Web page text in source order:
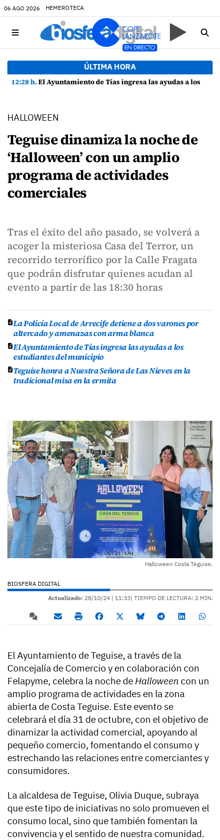
06 AGO 2026 HEMEROTECA
ÚLTIMA HORA
12:28 h.El Ayuntamiento de Tías ingresa las ayudas a los estudiantes del municipio
HALLOWEEN
Teguise dinamiza la noche de
‘Halloween’ con un amplio
programa de actividades
comerciales
Tras el éxito del año pasado, se volverá a
acoger la misteriosa Casa del Terror, un
recorrido terrorífico por la Calle Fragata
que podrán disfrutar quienes acudan al
evento a partir de las 18:30 horas
La Policía Local de Arrecife detiene a dos varones por
altercado y amenazas con arma blanca
El Ayuntamiento de Tías ingresa las ayudas a los
estudiantes del municipio
Teguise honra a Nuestra Señora de Las Nieves en la
tradicional misa en la ermita
Halloween Costa Teguise.
BIOSFERA DIGITAL
Actualizado: 28/10/24 | 11:33| TIEMPO DE LECTURA: 2 MIN.
El Ayuntamiento de Teguise, a través de la
Concejalía de Comercio y en colaboración con
Felapyme, celebra la noche de Halloween con un
amplio programa de actividades en la zona
abierta de Costa Teguise. Este evento se
celebrará el día 31 de octubre, con el objetivo de
dinamizar la actividad comercial, apoyando al
pequeño comercio, fomentando el consumo y
estrechando las relaciones entre comerciantes y
consumidores.
La alcaldesa de Teguise, Olivia Duque, subraya
que este tipo de iniciativas no solo promueven el
consumo local, sino que también fomentan la
convivencia y el sentido de nuestra comunidad.